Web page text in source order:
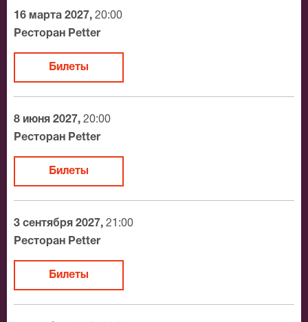
16 марта 2027, 20:00
Ресторан Petter
Билеты
8 июня 2027, 20:00
Ресторан Petter
Билеты
3 сентября 2027, 21:00
Ресторан Petter
Билеты